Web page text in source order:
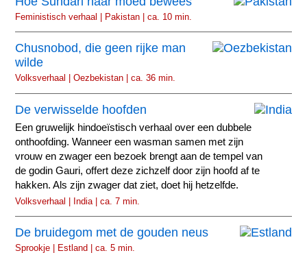
Feministisch verhaal | Pakistan | ca. 10 min.
Chusnobod, die geen rijke man
wilde
Volksverhaal | Oezbekistan | ca. 36 min.
De verwisselde hoofden
Een gruwelijk hindoeïstisch verhaal over een dubbele
onthoofding. Wanneer een wasman samen met zijn
vrouw en zwager een bezoek brengt aan de tempel van
de godin Gauri, offert deze zichzelf door zijn hoofd af te
hakken. Als zijn zwager dat ziet, doet hij hetzelfde.
Volksverhaal | India | ca. 7 min.
De bruidegom met de gouden neus
Sprookje | Estland | ca. 5 min.